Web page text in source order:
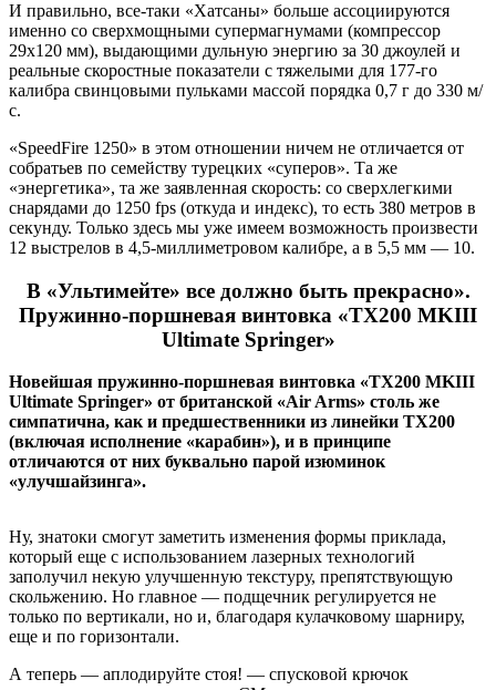
И правильно, все-таки «Хатсаны» больше ассоциируются
именно со сверхмощными супермагнумами (компрессор
29х120 мм), выдающими дульную энергию за 30 джоулей и
реальные скоростные показатели с тяжелыми для 177-го
калибра свинцовыми пульками массой порядка 0,7 г до 330 м/
с.
«SpeedFire 1250» в этом отношении ничем не отличается от
собратьев по семейству турецких «суперов». Та же
«энергетика», та же заявленная скорость: со сверхлегкими
снарядами до 1250 fps (откуда и индекс), то есть 380 метров в
секунду. Только здесь мы уже имеем возможность произвести
12 выстрелов в 4,5-миллиметровом калибре, а в 5,5 мм — 10.
В «Ультимейте» все должно быть прекрасно».
Пружинно-поршневая винтовка «TX200 MKIII
Ultimate Springer»
Новейшая пружинно-поршневая винтовка «TX200 MKIII
Ultimate Springer» от британской «Air Arms» столь же
симпатична, как и предшественники из линейки ТХ200
(включая исполнение «карабин»), и в принципе
отличаются от них буквально парой изюминок
«улучшайзинга».
Ну, знатоки смогут заметить изменения формы приклада,
который еще с использованием лазерных технологий
заполучил некую улучшенную текстуру, препятствующую
скольжению. Но главное — подщечник регулируется не
только по вертикали, но и, благодаря кулачковому шарниру,
еще и по горизонтали.
А теперь — аплодируйте стоя! — спусковой крючок